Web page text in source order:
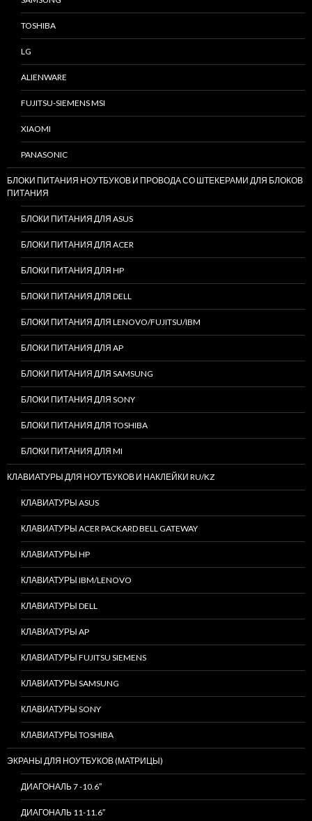
TOSHIBA
LG
ALIENWARE
FUJITSU-SIEMENS MSI
XIAOMI
PANASONIC
БЛОКИ ПИТАНИЯ НОУТБУКОВ И ПРОВОДА СО ШТЕКЕРАМИ ДЛЯ БЛОКОВ
ПИТАНИЯ
БЛОКИ ПИТАНИЯ ДЛЯ ASUS
БЛОКИ ПИТАНИЯ ДЛЯ ACER
БЛОКИ ПИТАНИЯ ДЛЯ HP
БЛОКИ ПИТАНИЯ ДЛЯ DELL
БЛОКИ ПИТАНИЯ ДЛЯ LENOVO/FUJITSU/IBM
БЛОКИ ПИТАНИЯ ДЛЯ AP
БЛОКИ ПИТАНИЯ ДЛЯ SAMSUNG
БЛОКИ ПИТАНИЯ ДЛЯ SONY
БЛОКИ ПИТАНИЯ ДЛЯ TOSHIBA
БЛОКИ ПИТАНИЯ ДЛЯ MI
КЛАВИАТУРЫ ДЛЯ НОУТБУКОВ И НАКЛЕЙКИ RU/KZ
КЛАВИАТУРЫ ASUS
КЛАВИАТУРЫ ACER PACKARD BELL GATEWAY
КЛАВИАТУРЫ HP
КЛАВИАТУРЫ IBM/LENOVO
КЛАВИАТУРЫ DELL
КЛАВИАТУРЫ AP
КЛАВИАТУРЫ FUJITSU SIEMENS
КЛАВИАТУРЫ SAMSUNG
КЛАВИАТУРЫ SONY
КЛАВИАТУРЫ TOSHIBA
ЭКРАНЫ ДЛЯ НОУТБУКОВ (МАТРИЦЫ)
ДИАГОНАЛЬ 7 -10.6″
ДИАГОНАЛЬ 11-11.6″